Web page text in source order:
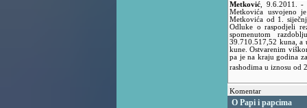
Metković 9.6.2011.-
Metkovića usvojeno
Metkovića od 1.
Odluke o raspodjeli
spomenutom
39.710.517,52 kuna, a
kune. Ostvarenim
pa je na kraju godina
rashodima u iznosu od
Komentar
O Papi i papcima